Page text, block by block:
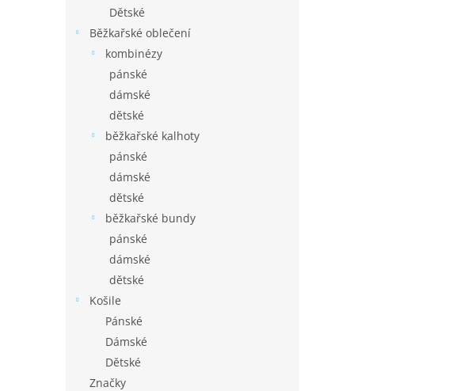
Dětské
Běžkařské oblečení
kombinézy
pánské
dámské
dětské
běžkařské kalhoty
pánské
dámské
dětské
běžkařské bundy
pánské
dámské
dětské
Košile
Pánské
Dámské
Dětské
Značky